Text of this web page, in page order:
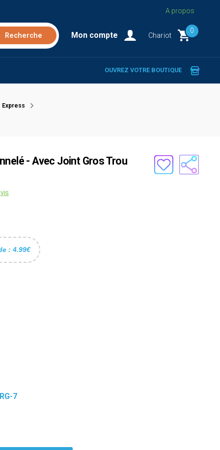
A propos
Mon compte Chariot
0
OUVREZ VOTRE BOUTIQUE
Express
- Avec Joint Gros Trou
: 4.99€
7